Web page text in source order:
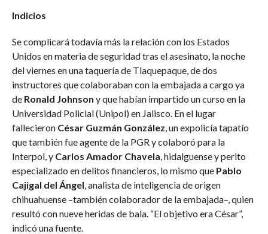
Indicios
Se complicará todavía más la relación con los Estados
Unidos en materia de seguridad tras el asesinato, la noche
del viernes en una taquería de Tlaquepaque, de dos
instructores que colaboraban con la embajada a cargo ya
de Ronald Johnson y que habían impartido un curso en la
Universidad Policial (Unipol) en Jalisco. En el lugar
fallecieron César Guzmán González, un expolicía tapatío
que también fue agente de la PGR y colaboró para la
Interpol, y Carlos Amador Chavela, hidalguense y perito
especializado en delitos financieros, lo mismo que Pablo
Cajigal del Ángel, analista de inteligencia de origen
chihuahuense –también colaborador de la embajada–, quien
resultó con nueve heridas de bala. “El objetivo era César”,
indicó una fuente.